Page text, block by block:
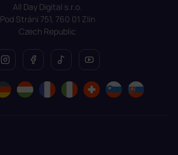
All Day Digital s.r.o.
Pod Strání 751, 760 01 Zlín
Czech Republic